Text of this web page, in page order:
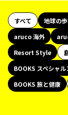
すべて 地球の
aruco 海外
Resort Style
BOOKS スペシャル
BOOKS 旅と健康